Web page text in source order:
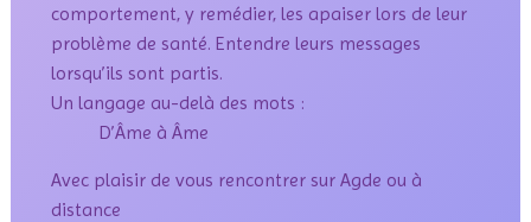
comportement, y remédier, les apaiser lors de leur
problème de santé. Entendre leurs messages
lorsqu’ils sont partis.
Un langage au-delà des mots :
D’Âme à Âme
Avec plaisir de vous rencontrer sur Agde ou à
distance